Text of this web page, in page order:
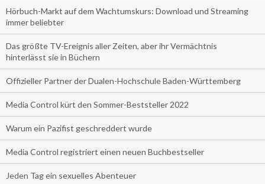
Hörbuch-Markt auf dem Wachtumskurs: Download und Streaming
immer beliebter
Das größte TV-Ereignis aller Zeiten, aber ihr Vermächtnis
hinterlässt sie in Büchern
Offizieller Partner der Dualen-Hochschule Baden-Württemberg
Media Control kürt den Sommer-Beststeller 2022
Warum ein Pazifist geschreddert wurde
Media Control registriert einen neuen Buchbestseller
Jeden Tag ein sexuelles Abenteuer